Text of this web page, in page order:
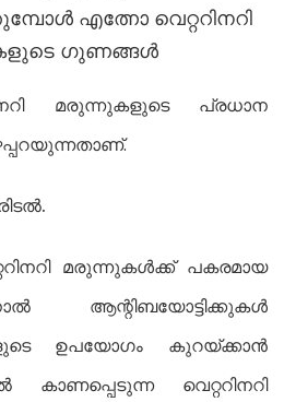
എത്നോ വെറ്ററിനറി
ഗുണങ്ങൾ
മരുന്നുകളുടെ പ്രധാന
മരുന്നുകൾക്ക് പകരമായ
ആന്റിബയോട്ടിക്കുകൾ
ഉപയോഗം കുറയ്ക്കാൻ
കാണപ്പെടുന്ന വെറ്ററിനറി